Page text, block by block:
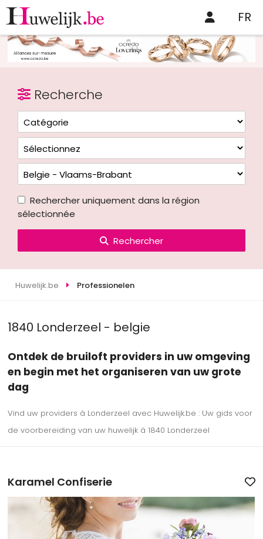
FR
Recherche
Rechercher uniquement dans la région
sélectionnée
Rechercher
Huwelijk.be Professionelen
1840 Londerzeel - belgie
Ontdek de bruiloft providers in uw omgeving
en begin met het organiseren van uw grote
dag
Vind uw providers à Londerzeel avec Huwelijk.be : Uw gids voor
de voorbereiding van uw huwelijk à 1840 Londerzeel
Karamel Confiserie